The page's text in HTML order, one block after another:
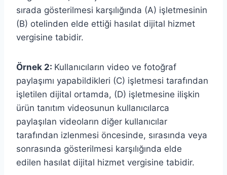
sırada gösterilmesi karşılığında (A) işletmesinin
(B) otelinden elde ettiği hasılat dijital hizmet
vergisine tabidir.
Örnek 2: Kullanıcıların video ve fotoğraf
paylaşımı yapabildikleri (C) işletmesi tarafından
işletilen dijital ortamda, (D) işletmesine ilişkin
ürün tanıtım videosunun kullanıcılarca
paylaşılan videoların diğer kullanıcılar
tarafından izlenmesi öncesinde, sırasında veya
sonrasında gösterilmesi karşılığında elde
edilen hasılat dijital hizmet vergisine tabidir.